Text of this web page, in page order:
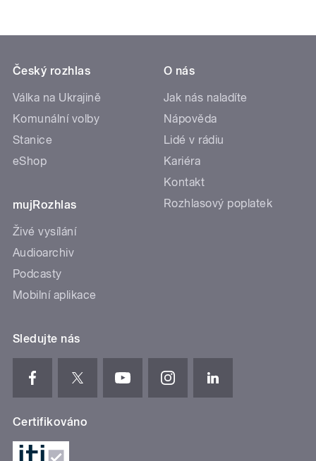
Český rozhlas
Válka na Ukrajině
Komunální volby
Stanice
eShop
mujRozhlas
Živé vysílání
Audioarchiv
Podcasty
Mobilní aplikace
O nás
Jak nás naladíte
Nápověda
Lidé v rádiu
Kariéra
Kontakt
Rozhlasový poplatek
Sledujte nás
Certifikováno